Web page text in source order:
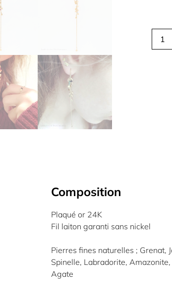
Composition
Plaqué or 24K
Fil laiton garanti sans nickel
Pierres fines naturelles ; Grenat,
Spinelle, Labradorite, Amazonite,
Agate